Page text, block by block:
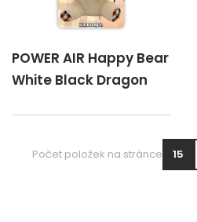
POWER AIR Happy Bear
White Black Dragon
Počet položek na stránce 15